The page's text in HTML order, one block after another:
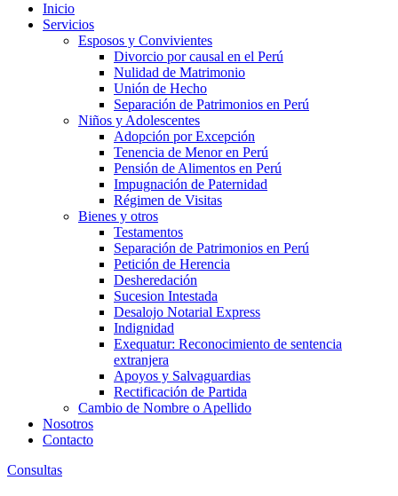
Inicio
Servicios
Esposos y Convivientes
Divorcio por causal en el Perú
Nulidad de Matrimonio
Unión de Hecho
Separación de Patrimonios en Perú
Niños y Adolescentes
Adopción por Excepción
Tenencia de Menor en Perú
Pensión de Alimentos en Perú
Impugnación de Paternidad
Régimen de Visitas
Bienes y otros
Testamentos
Separación de Patrimonios en Perú
Petición de Herencia
Desheredación
Sucesion Intestada
Desalojo Notarial Express
Indignidad
Exequatur: Reconocimiento de sentencia
extranjera
Apoyos y Salvaguardias
Rectificación de Partida
Cambio de Nombre o Apellido
Nosotros
Contacto
Consultas